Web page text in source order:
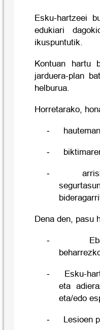
Esku-hartzeei
edukiari
ikuspuntutik.
Kontuan hartu
jarduera-plan
helburua.
Horretarako,
-
-
-
Dena den, pasu
-
-
Esku-
eta
eta/edo
- Lesioen